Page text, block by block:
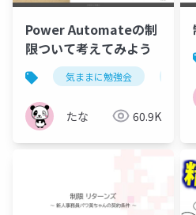
Power Automateの制
限ついて考えてみよう
気ままに勉強会
たな 60.9K